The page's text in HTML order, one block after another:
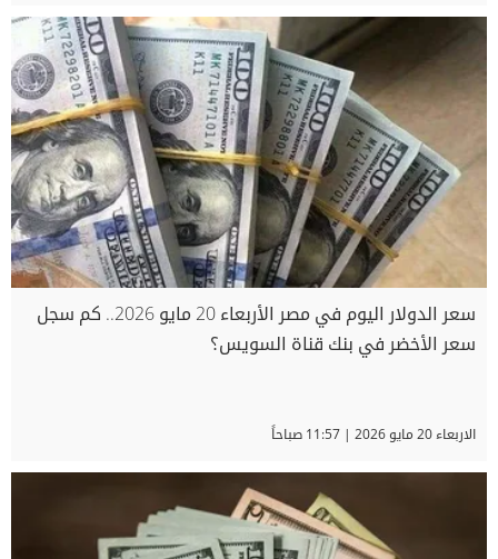
سعر الدولار اليوم في مصر الأربعاء 20 مايو 2026.. كم سجل
سعر الأخضر في بنك قناة السويس؟
الاربعاء 20 مايو 2026 | 11:57 صباحاً